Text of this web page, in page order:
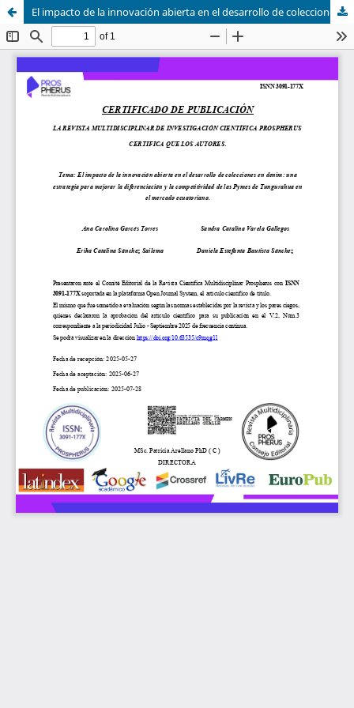
El impacto de la innovación abierta en el desarrollo de colecciones en denim: una estrategia para mejorar la diferenciación y la competitividad de las Pymes de Tungurahua en el mercado ecuatoriano.